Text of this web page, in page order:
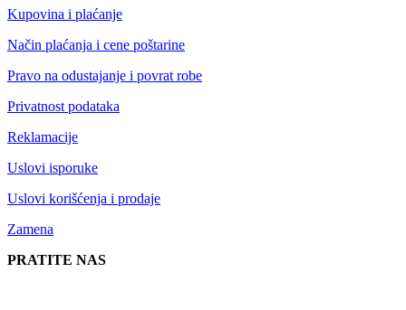
Kupovina i plaćanje
Način plaćanja i cene poštarine
Pravo na odustajanje i povrat robe
Privatnost podataka
Reklamacije
Uslovi isporuke
Uslovi korišćenja i prodaje
Zamena
PRATITE NAS